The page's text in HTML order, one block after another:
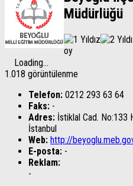
Müdürlüğü
oy
Loading...
1.018 görüntülenme
Telefon: 0212 293 63 64
Faks: -
Adres: İstiklal Cad. No:133
İstanbul
Web: http://
E-posta: -
Reklam:
-